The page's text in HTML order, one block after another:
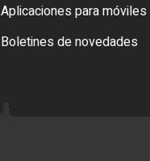
Aplicaciones para móviles
Boletines de novedades